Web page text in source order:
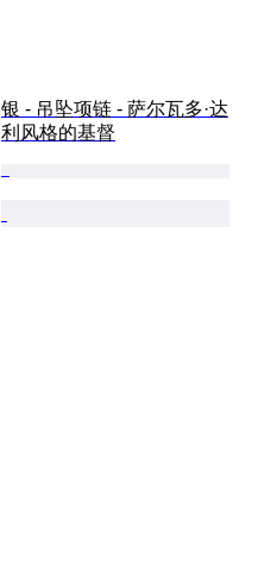
银 - 吊坠项链 - 萨尔瓦多·达
利风格的基督